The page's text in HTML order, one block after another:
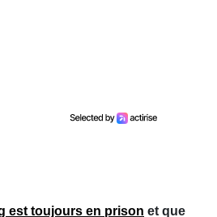
est toujours en prison et que